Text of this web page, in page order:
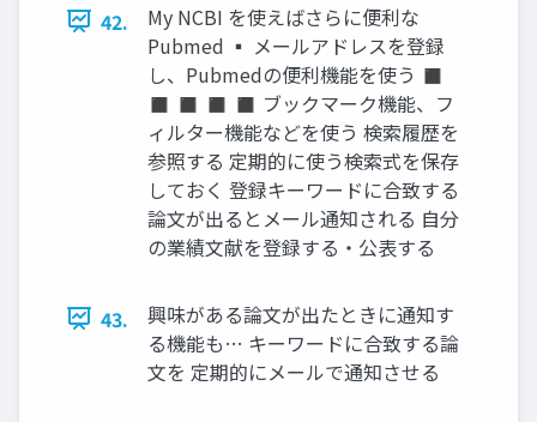
42.
My NCBI を使えばさらに便利な
Pubmed ▪ メールアドレスを登録
し、Pubmedの便利機能を使う ◼
◼ ◼ ◼ ◼ ブックマーク機能、フ
ィルター機能などを使う 検索履歴を
参照する 定期的に使う検索式を保存
しておく 登録キーワードに合致する
論文が出るとメール通知される 自分
の業績文献を登録する・公表する
43.
興味がある論文が出たときに通知す
る機能も… キーワードに合致する論
文を 定期的にメールで通知させる